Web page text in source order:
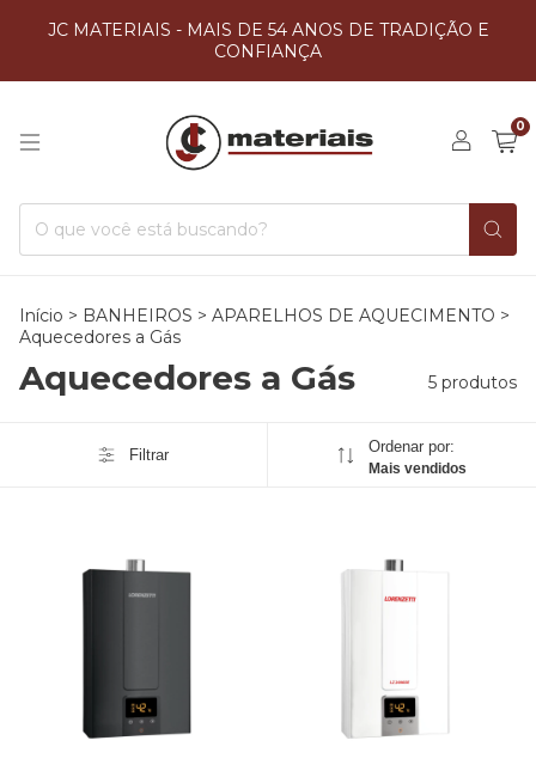
JC MATERIAIS - MAIS DE 54 ANOS DE TRADIÇÃO E
CONFIANÇA
0
Início > BANHEIROS > APARELHOS DE AQUECIMENTO >
Aquecedores a Gás
Aquecedores a Gás 5 produtos
Filtrar Ordenar por:
Mais vendidos